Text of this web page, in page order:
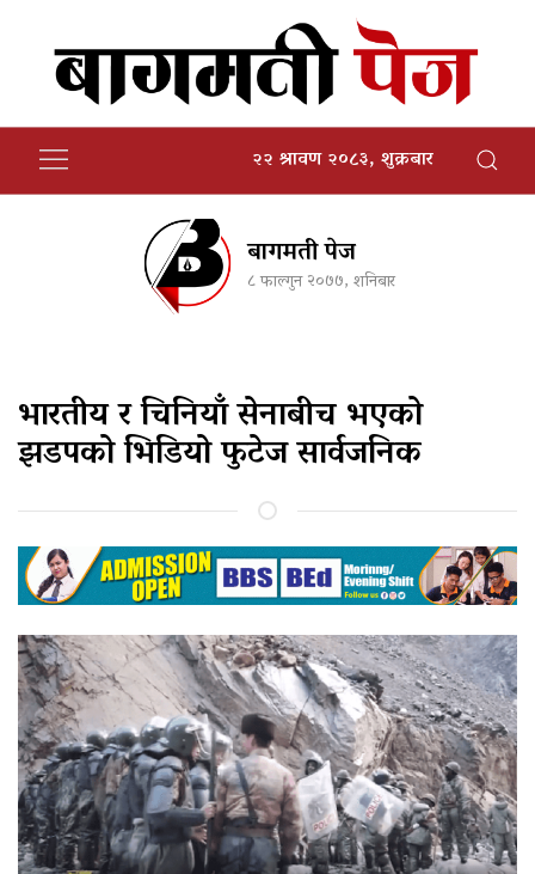
२२ श्रावण २०८३, शुक्रबार
बागमती पेज
८ फाल्गुन २०७७, शनिबार
भारतीय र चिनियाँ सेनाबीच भएको
झडपको भिडियो फुटेज सार्वजनिक